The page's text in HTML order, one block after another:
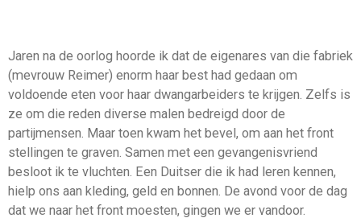
Jaren na de oorlog hoorde ik dat de eigenares van die fabriek
(mevrouw Reimer) enorm haar best had gedaan om
voldoende eten voor haar dwangarbeiders te krijgen. Zelfs is
ze om die reden diverse malen bedreigd door de
partijmensen. Maar toen kwam het bevel, om aan het front
stellingen te graven. Samen met een gevangenisvriend
besloot ik te vluchten. Een Duitser die ik had leren kennen,
hielp ons aan kleding, geld en bonnen. De avond voor de dag
dat we naar het front moesten, gingen we er vandoor.